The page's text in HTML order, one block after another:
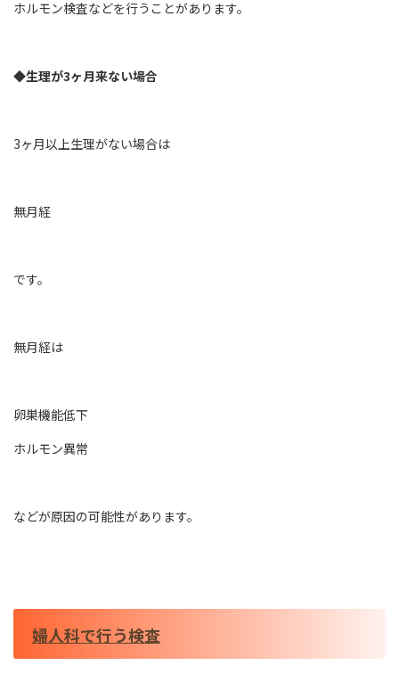
ホルモン検査などを行うことがあります。
◆生理が3ヶ月来ない場合
3ヶ月以上生理がない場合は
無月経
です。
無月経は
卵巣機能低下
ホルモン異常
などが原因の可能性があります。
婦人科で行う検査